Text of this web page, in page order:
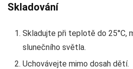
Skladování
Skladujte při teplotě do 25°C,
slunečního světla.
Uchovávejte mimo dosah dětí.